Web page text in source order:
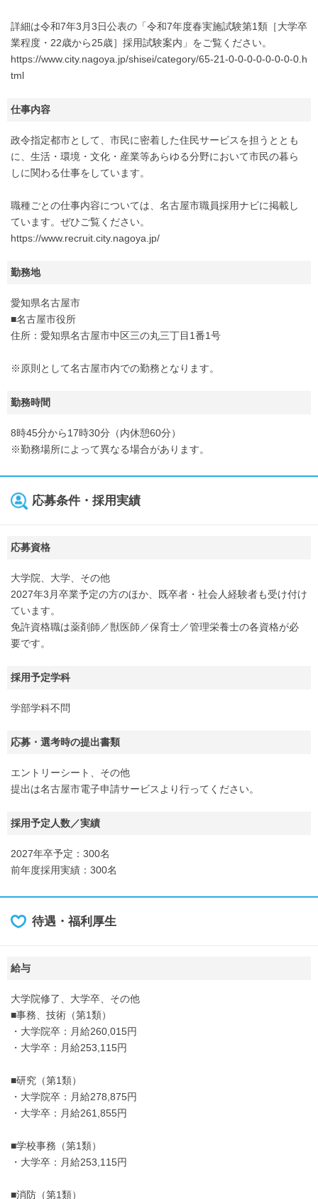
詳細は令和7年3月3日公表の「令和7年度春実施試験第1類［大学卒
業程度・22歳から25歳］採用試験案内」をご覧ください。
https://www.city.nagoya.jp/shisei/category/65-21-0-0-0-0-0-0-0-0.h
tml
仕事内容
政令指定都市として、市民に密着した住民サービスを担うととも
に、生活・環境・文化・産業等あらゆる分野において市民の暮ら
しに関わる仕事をしています。
職種ごとの仕事内容については、名古屋市職員採用ナビに掲載し
ています。ぜひご覧ください。
https://www.recruit.city.nagoya.jp/
勤務地
愛知県名古屋市
■名古屋市役所
住所：愛知県名古屋市中区三の丸三丁目1番1号
※原則として名古屋市内での勤務となります。
勤務時間
8時45分から17時30分（内休憩60分）
※勤務場所によって異なる場合があります。
応募条件・採用実績
応募資格
大学院、大学、その他
2027年3月卒業予定の方のほか、既卒者・社会人経験者も受け付け
ています。
免許資格職は薬剤師／獣医師／保育士／管理栄養士の各資格が必
要です。
採用予定学科
学部学科不問
応募・選考時の提出書類
エントリーシート、その他
提出は名古屋市電子申請サービスより行ってください。
採用予定人数／実績
2027年卒予定：300名
前年度採用実績：300名
待遇・福利厚生
給与
大学院修了、大学卒、その他
■事務、技術（第1類）
・大学院卒：月給260,015円
・大学卒：月給253,115円
■研究（第1類）
・大学院卒：月給278,875円
・大学卒：月給261,855円
■学校事務（第1類）
・大学卒：月給253,115円
■消防（第1類）